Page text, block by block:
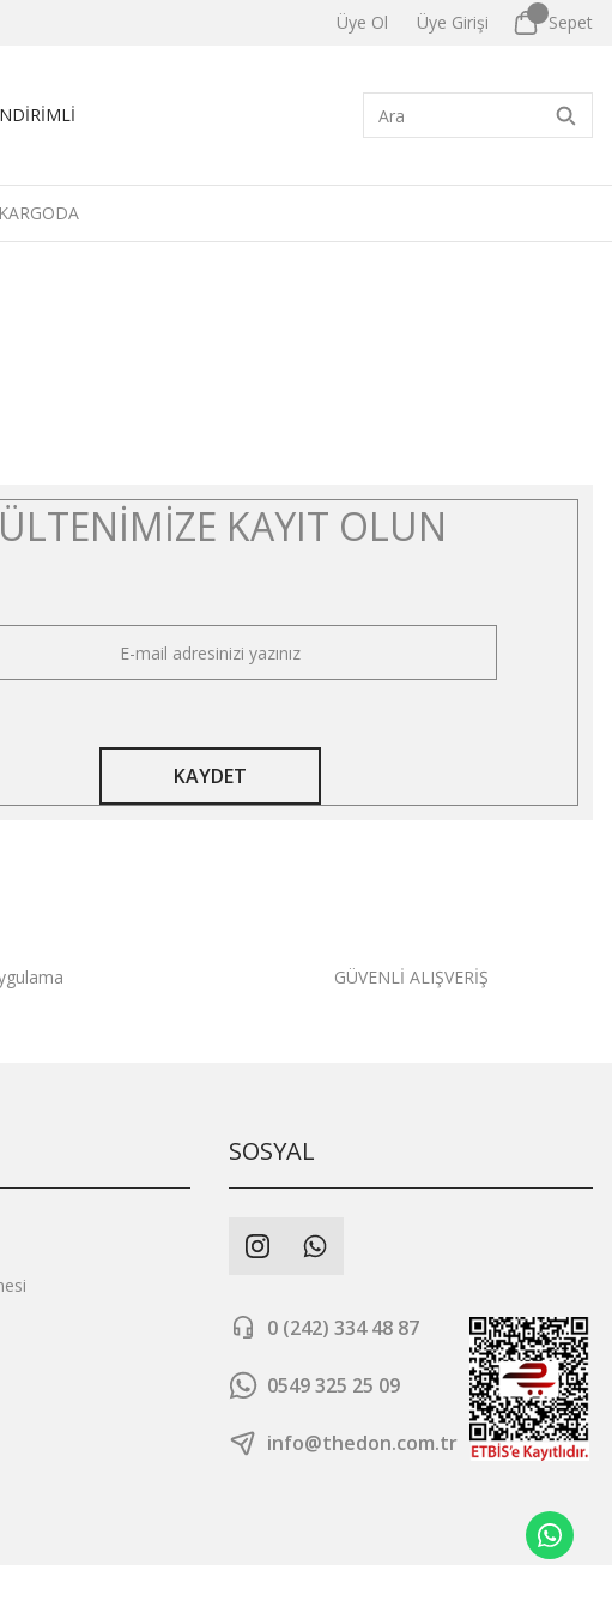
Üye Ol Üye Girişi Sepet
Ribana Erkek Pijama Takımı Gri KırçıllıKAYIT OLUN
KAYDET
GÜVENLİ ALIŞVERİŞ
SOSYAL
0 (242) 334 48 87
0549 325 25 09
info@thedon.com.tr